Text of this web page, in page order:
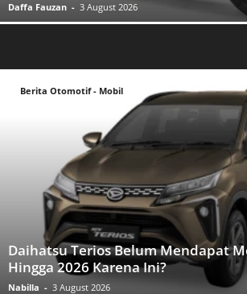
Daffa Fauzan - 3 August 2026
Berita Otomotif - Mobil
Daihatsu Terios Belum Mendapat
Hingga 2026 Karena Ini?
Nabilla - 3 August 2026